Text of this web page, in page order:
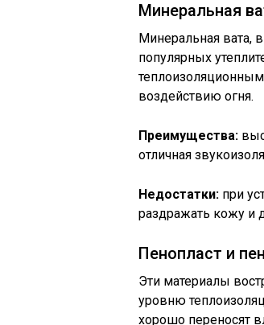
Минеральная
Минеральная вата,
популярных
воздействию огня.
Преимущества:
отличная
Недостатки: при
раздражать кожу и
Пенопласт и
Эти материалы
уровню
хорошо переносят